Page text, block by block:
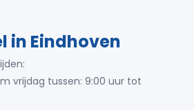
in Eindhoven
vrijdag tussen: 9:00 uur tot